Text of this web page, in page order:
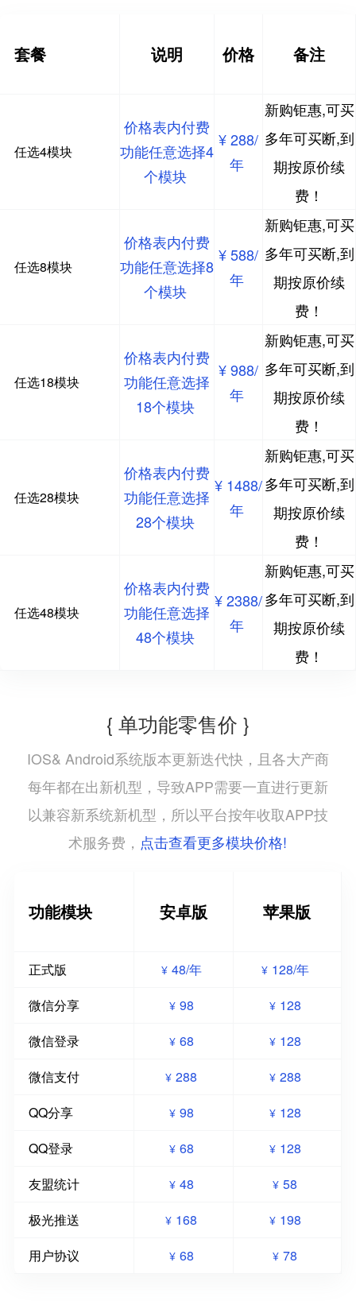
套餐 说明 价格 备注
任选4模块
价格表内付费
功能任意选择4
个模块
¥ 288/
年
新购钜惠,可买
多年可买断,到
期按原价续
费！
任选8模块
价格表内付费
功能任意选择8
个模块
¥ 588/
年
新购钜惠,可买
多年可买断,到
期按原价续
费！
任选18模块
价格表内付费
功能任意选择
18个模块
¥ 988/
年
新购钜惠,可买
多年可买断,到
期按原价续
费！
任选28模块
价格表内付费
功能任意选择
28个模块
¥ 1488/
年
新购钜惠,可买
多年可买断,到
期按原价续
费！
任选48模块
价格表内付费
功能任意选择
48个模块
¥ 2388/
年
新购钜惠,可买
多年可买断,到
期按原价续
费！
{ 单功能零售价 }
IOS& Android系统版本更新迭代快，且各大产商
每年都在出新机型，导致APP需要一直进行更新
以兼容新系统新机型，所以平台按年收取APP技
术服务费， 点击查看更多模块价格!
功能模块 安卓版 苹果版
正式版 ¥ 48/年 ¥ 128/年
微信分享
¥ 98 ¥ 128
微信登录
¥ 68 ¥ 128
微信支付
¥ 288 ¥ 288
QQ分享
¥ 98 ¥ 128
QQ登录
¥ 68 ¥ 128
友盟统计
¥ 48 ¥ 58
极光推送
¥ 168 ¥ 198
用户协议
¥ 68 ¥ 78